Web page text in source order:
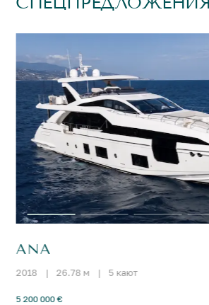
ANA
2018 | 26.78 м | 5 кают
5 200 000 €